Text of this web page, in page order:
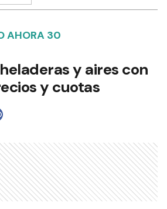
AHORA 30
y aires con
y cuotas